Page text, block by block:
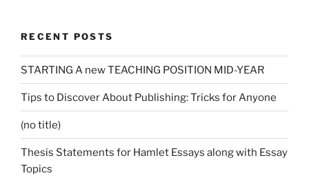
RECENT POSTS
STARTING A new TEACHING POSITION MID-YEAR
Tips to Discover About Publishing: Tricks for Anyone
(no title)
Thesis Statements for Hamlet Essays along with Essay
Topics